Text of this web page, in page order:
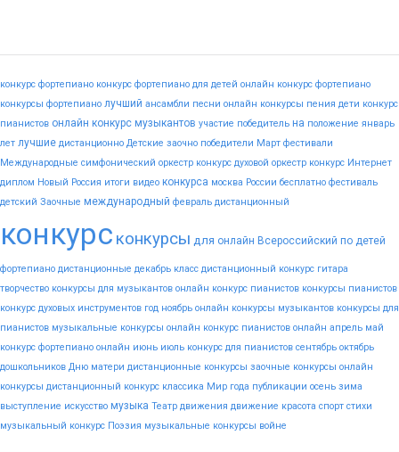
конкурс фортепиано конкурс фортепиано для детей онлайн конкурс фортепиано
конкурсы фортепиано лучший ансамбли песни онлайн конкурсы пения дети конкурс
пианистов онлайн конкурс музыкантов участие победитель на положение январь
лет лучшие дистанционно Детские заочно победители Март фестивали
Международные симфонический оркестр конкурс духовой оркестр конкурс Интернет
диплом Новый Россия итоги видео конкурса москва России бесплатно фестиваль
детский Заочные международный февраль дистанционный
конкурс конкурсы для онлайн Всероссийский по детей
фортепиано дистанционные декабрь класс дистанционный конкурс гитара
творчество конкурсы для музыкантов онлайн конкурс пианистов конкурсы пианистов
конкурс духовых инструментов год ноябрь онлайн конкурсы музыкантов конкурсы для
пианистов музыкальные конкурсы онлайн конкурс пианистов онлайн апрель май
конкурс фортепиано онлайн июнь июль конкурс для пианистов сентябрь октябрь
дошкольников Дню матери дистанционные конкурсы заочные конкурсы онлайн
конкурсы дистанционный конкурс классика Мир года публикации осень зима
выступление искусство музыка Театр движения движение красота спорт стихи
музыкальный конкурс Поэзия музыкальные конкурсы войне